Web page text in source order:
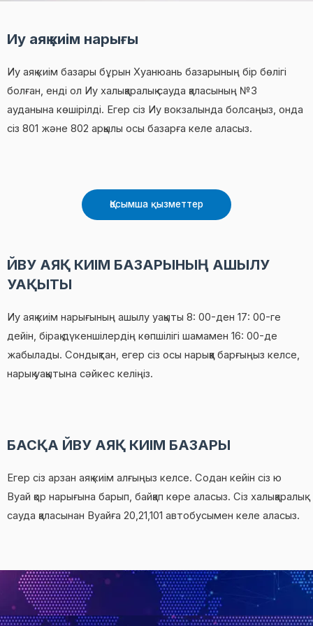
Иу аяқ киім нарығы
Иу аяқ киім базары бұрын Хуанюань базарының бір бөлігі
болған, енді ол Иу халықаралық сауда қаласының №3
ауданына көшірілді. Егер сіз Иу вокзалында болсаңыз, онда
сіз 801 және 802 арқылы осы базарға келе аласыз.
Қосымша қызметтер
ЙВУ АЯҚ КИІМ БАЗАРЫНЫҢ АШЫЛУ
УАҚЫТЫ
Иу аяқ киім нарығының ашылу уақыты 8: 00-ден 17: 00-ге
дейін, бірақ дүкеншілердің көпшілігі шамамен 16: 00-де
жабылады. Сондықтан, егер сіз осы нарыққа барғыңыз келсе,
нарық уақытына сәйкес келіңіз.
БАСҚА ЙВУ АЯҚ КИІМ БАЗАРЫ
Егер сіз арзан аяқ киім алғыңыз келсе. Содан кейін сіз ю
Вуай қор нарығына барып, байқап көре аласыз. Сіз халықаралық
сауда қаласынан Вуайға 20,21,101 автобусымен келе аласыз.